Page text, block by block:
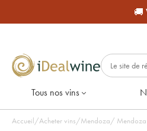
🚚
Tous nos vins
Accueil/Acheter vins/Mendoza/